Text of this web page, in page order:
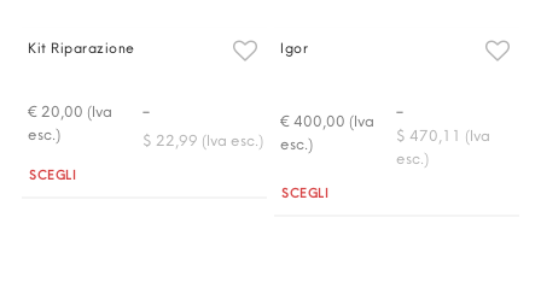
Kit Riparazione
€ 20,00 (Iva
esc.)
-
$ 22,99 (Iva esc.)
Quantità
SCEGLI
Igor
€ 400,00 (Iva
esc.)
-
$ 470,11 (Iva
esc.)
Quantità
SCEGLI